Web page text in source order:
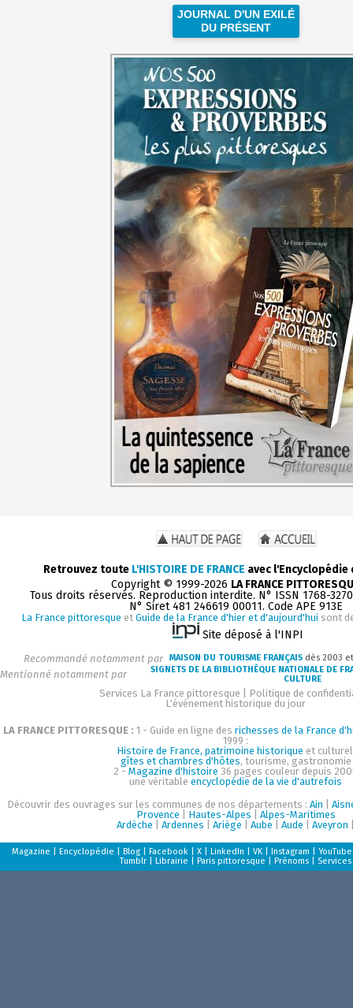
JOURNAL D'UN EXILÉ
DU PRÉSENT
Retrouvez toute L'HISTOIRE DE FRANCE avec
Copyright © 1999-2026 LA FRANCE
Tous droits réservés. Reproduction interdite. N° ISSN 1768-
N° Siret 481 246619 00011. Code APE 913E
La France pittoresque et Guide de la France d'hier et d'aujourd'hui sont
Site déposé à l'INPI
Recommandé notamment par MAISON DU TOURISME FRANÇAIS dès 2003
Mentionné notamment par
SIGNETS DE LA BIBLIOTHÈQUE NATIONALE DE
CULTURE
Services La France pittoresque
Politique de
L'événement historique du jour
LA FRANCE PITTORESQUE : 1 - Guide en ligne des richesses de la France
1999 :
Histoire de France, patrimoine historique et
gîtes et chambres d'hôtes, tourisme, gastronomie
2 - Magazine d'histoire 36 pages couleur depuis
une véritableencyclopédie de la vie d'autrefois
Découvrir des ouvrages sur les communes de nos départements :Ain |
Provence
Hautes-Alpes
Alpes-Maritimes
Ardèche |Ardennes |Ariège |Aube |Aude |Aveyron
Magazine |Encyclopédie |Blog |Facebook |X |LinkedIn |VK |Instagram |YouTube
Tumblr |Librairie |Paris pittoresque |Prénoms Services